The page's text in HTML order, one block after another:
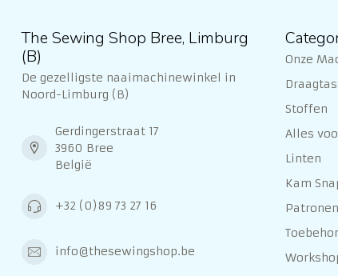
The Sewing Shop Bree, Limburg
(B)
De gezelligste naaimachinewinkel in
Noord-Limburg (B)
Gerdingerstraat 17
3960 Bree
België
+32 (0)89 73 27 16
info@thesewingshop.be
Onze
Stoffen
Alles
Linten
Kam
Patronen